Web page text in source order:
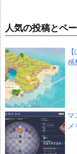
人気の投稿とペ
感
マ